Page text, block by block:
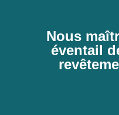
Nous
éventail